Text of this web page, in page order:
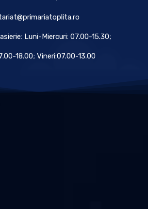
Luni-Miercuri: 07.00-15.30;
18.00; Vineri:07.00-13.00